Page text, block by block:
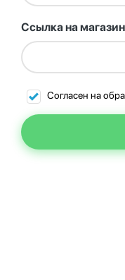
Ссылка на
Согласен на